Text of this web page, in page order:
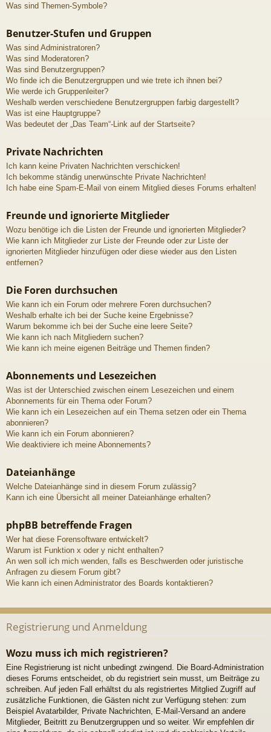
Was sind Themen-Symbole?
Benutzer-Stufen und Gruppen
Was sind Administratoren?
Was sind Moderatoren?
Was sind Benutzergruppen?
Wo finde ich die Benutzergruppen und wie trete ich ihnen bei?
Wie werde ich Gruppenleiter?
Weshalb werden verschiedene Benutzergruppen farbig dargestellt?
Was ist eine Hauptgruppe?
Was bedeutet der „Das Team“-Link auf der Startseite?
Private Nachrichten
Ich kann keine Privaten Nachrichten verschicken!
Ich bekomme ständig unerwünschte Private Nachrichten!
Ich habe eine Spam-E-Mail von einem Mitglied dieses Forums erhalten!
Freunde und ignorierte Mitglieder
Wozu benötige ich die Listen der Freunde und ignorierten Mitglieder?
Wie kann ich Mitglieder zur Liste der Freunde oder zur Liste der
ignorierten Mitglieder hinzufügen oder diese wieder aus den Listen
entfernen?
Die Foren durchsuchen
Wie kann ich ein Forum oder mehrere Foren durchsuchen?
Weshalb erhalte ich bei der Suche keine Ergebnisse?
Warum bekomme ich bei der Suche eine leere Seite?
Wie kann ich nach Mitgliedern suchen?
Wie kann ich meine eigenen Beiträge und Themen finden?
Abonnements und Lesezeichen
Was ist der Unterschied zwischen einem Lesezeichen und einem
Abonnements für ein Thema oder Forum?
Wie kann ich ein Lesezeichen auf ein Thema setzen oder ein Thema
abonnieren?
Wie kann ich ein Forum abonnieren?
Wie deaktiviere ich meine Abonnements?
Dateianhänge
Welche Dateianhänge sind in diesem Forum zulässig?
Kann ich eine Übersicht all meiner Dateianhänge erhalten?
phpBB betreffende Fragen
Wer hat diese Forensoftware entwickelt?
Warum ist Funktion x oder y nicht enthalten?
An wen soll ich mich wenden, falls es Beschwerden oder juristische
Anfragen zu diesem Forum gibt?
Wie kann ich einen Administrator des Boards kontaktieren?
Registrierung und Anmeldung
Wozu muss ich mich registrieren?
Eine Registrierung ist nicht unbedingt zwingend. Die Board-Administration
dieses Forums entscheidet, ob du registriert sein musst, um Beiträge zu
schreiben. Auf jeden Fall erhältst du als registriertes Mitglied Zugriff auf
zusätzliche Funktionen, die Gästen nicht zur Verfügung stehen: zum
Beispiel Avatarbilder, Private Nachrichten, E-Mail-Versand an andere
Mitglieder, Beitritt zu Benutzergruppen und so weiter. Wir empfehlen dir